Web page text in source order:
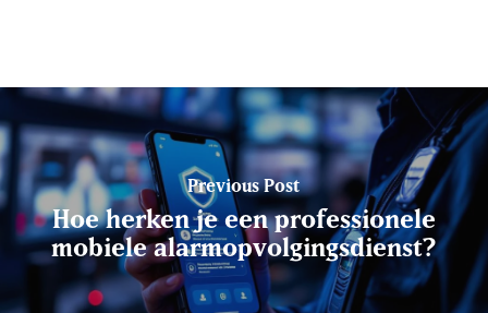
Previous Post
Hoe herken je een professionele
mobiele alarmopvolgingsdienst?